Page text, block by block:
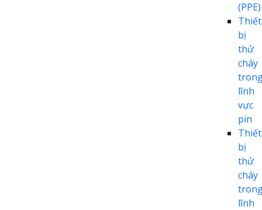
(PPE)
Thiết
bị
thử
cháy
lĩnh
vực
pin
Thiết
bị
thử
cháy
lĩnh